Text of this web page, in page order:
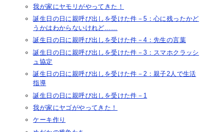
我が家にヤモリがやってきた！
誕生日の日に親呼び出しを受けた件－5：心に残ったかど
うかはわからないけれど……
誕生日の日に親呼び出しを受けた件－4：先生の言葉
誕生日の日に親呼び出しを受けた件－3：スマホクラッシ
ュ協定
誕生日の日に親呼び出しを受けた件－2：親子2人で生活
指導
誕生日の日に親呼び出しを受けた件－1
我が家にヤゴがやってきた！
ケーキ作り